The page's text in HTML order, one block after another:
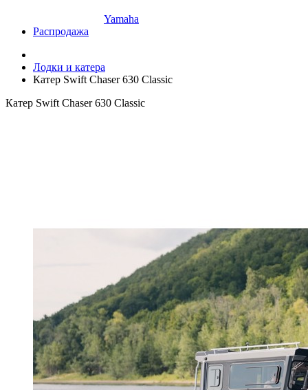
Yamaha
Распродажа
Лодки и катера
Катер Swift Chaser 630 Classic
Катер Swift Chaser 630 Classic